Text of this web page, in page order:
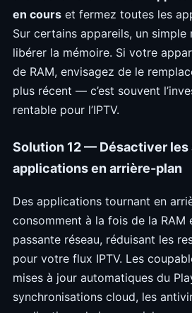
en cours et fermez toutes les
Sur certains appareils, un
libérer la mémoire. Si votre
de RAM, envisagez de le
plus récent — c’est souvent
rentable pour l’IPTV.
Solution 12 — Désactiver les
applications en arrière-plan
Des applications tournant en
consomment à la fois de la RAM
passante réseau, réduisant les
pour votre flux IPTV. Les
mises à jour automatiques du
synchronisations cloud, les